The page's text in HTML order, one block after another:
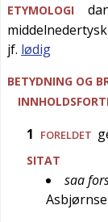
ETYMOLOGI
middelnedertysk
jf. lødig
BETYDNING OG
1 FORELDET
SITAT
saa